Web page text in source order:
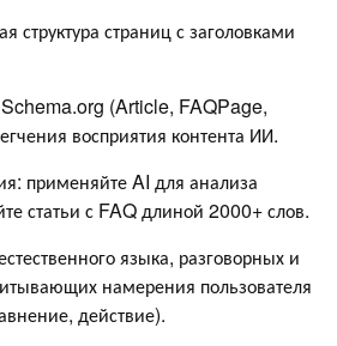
страниц с заголовками
(Article, FAQPage,
восприятия контента ИИ.
применяйте AI для анализа
статьи с FAQ длиной 2000+ слов.
языка, разговорных и
намерения пользователя
действие).